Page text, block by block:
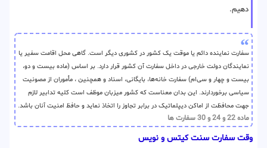
دهیم.
سفارت نماینده دائم یا موقت یک کشور در کشوری دیگر است. گاهی محل اقامت سفیر یا
نمایندگان دولت‌ خارجی در داخل سفارت آن کشور قرار دارد. بر اساس (ماده بیست و دو،
بیست و چهار و سی‌ام) سفارت خانه‌ها، بایگانی، اسناد و همچنین ، مأموران از مصونیت
سیاسی برخوردارند. این بدان معناست که کشور میزبان موظف است کلیه تدابیر لازم
جهت محافظت از اماکن دیپلماتیک در برابر تجاوز را اتخاذ نماید و حافظ امنیت آنان باشد.
ماده 22 و 24 و 30 سفارت ها
وقت سفارت سنت کیتس و نویس